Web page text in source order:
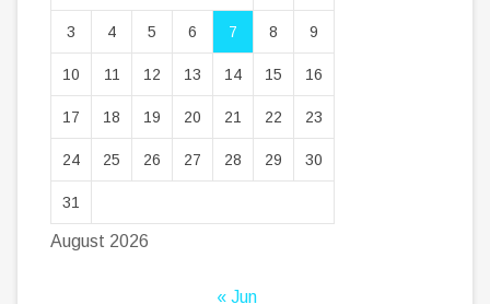
August 2026
3 4 5 6 7 8 9
10 11 12 13 14 15 16
17 18 19 20 21 22 23
24 25 26 27 28 29 30
31
« Jun